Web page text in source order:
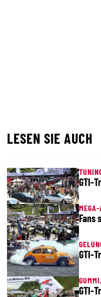
LESEN SIE AUCH
GTI-
Fans
GTI-
GTI-